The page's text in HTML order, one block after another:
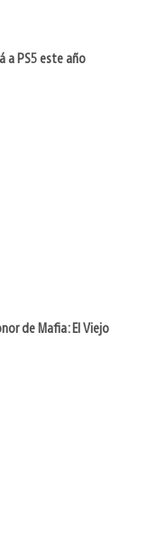
a PS5 este año
de Mafia: El Viejo